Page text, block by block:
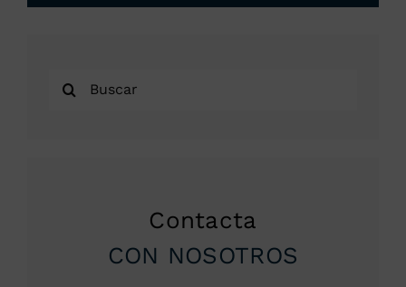
Buscar:
Contacta
CON NOSOTROS